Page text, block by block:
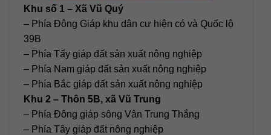
Khu số 1 – Xã Vũ Quý
– Phía Đông Giáp khu dân cư hiện có và Quốc lộ
39B
– Phía Tấy giáp đất sản xuất nông nghiệp
– Phía Nam giáp đất sản xuất nông nghiệp
– Phía Bắc giáp đất sản xuất nông nghiệp
Khu 2 – Thôn 5B, xã Vũ Trung
– Phía Đông giáp sông Vân Trung Thắng
– Phía Tây giáp đất nông nghiệp